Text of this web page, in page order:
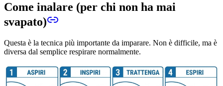
Come inalare (per chi non ha mai
svapato)
Questa è la tecnica più importante da imparare. Non è difficile, ma è
diversa dal semplice respirare normalmente.